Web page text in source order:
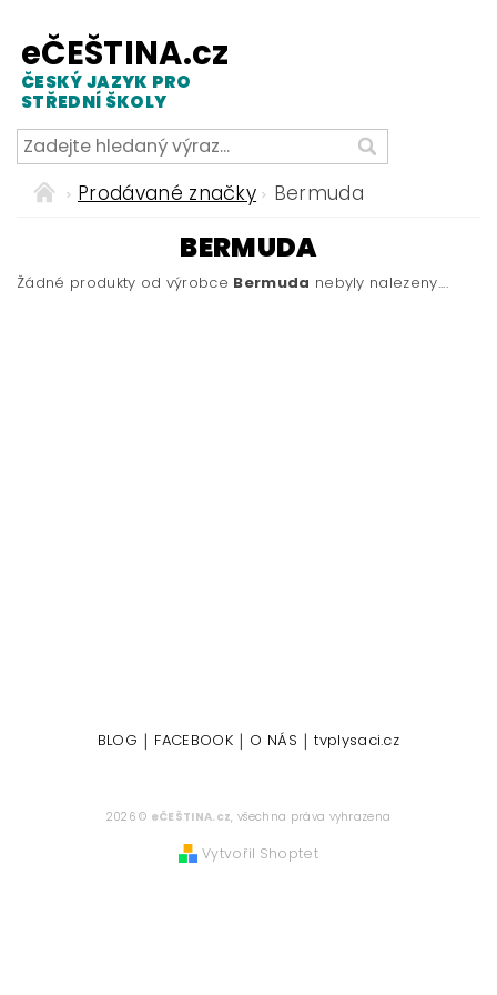
eČEŠTINA.cz
ČESKÝ JAZYK PRO
STŘEDNÍ ŠKOLY
Prodávané značky Bermuda
BERMUDA
Žádné produkty od výrobce Bermuda nebyly nalezeny....
BLOG | FACEBOOK | O NÁS | tvplysaci.cz
2026 © eČEŠTINA.cz, všechna práva vyhrazena
Vytvořil Shoptet